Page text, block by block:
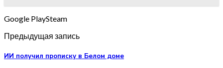
Google PlaySteam
Предыдущая запись
ИИ получил прописку в Белом доме